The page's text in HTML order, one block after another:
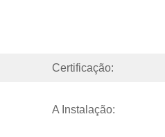
Certificação:
A Instalação: